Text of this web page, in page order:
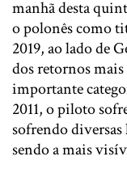
manhã desta
o polonês como
2019, ao lado de
dos retornos
importante
2011, o piloto
sofrendo
sendo a mais